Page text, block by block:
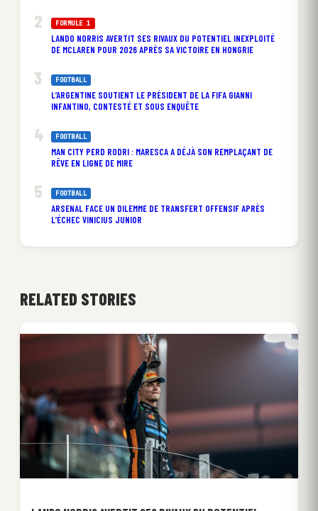
FORMULE 1
LANDO NORRIS AVERTIT SES RIVAUX DU POTENTIEL INEXPLOITÉ
DE MCLAREN POUR 2026 APRÈS SA VICTOIRE EN HONGRIE
FOOTBALL
L’ARGENTINE SOUTIENT LE PRÉSIDENT DE LA FIFA GIANNI
INFANTINO, CONTESTÉ ET SOUS ENQUÊTE
FOOTBALL
MAN CITY PERD RODRI : MARESCA A DÉJÀ SON REMPLAÇANT DE
RÊVE EN LIGNE DE MIRE
FOOTBALL
ARSENAL FACE UN DILEMME DE TRANSFERT OFFENSIF APRÈS
L’ÉCHEC VINICIUS JUNIOR
RELATED STORIES